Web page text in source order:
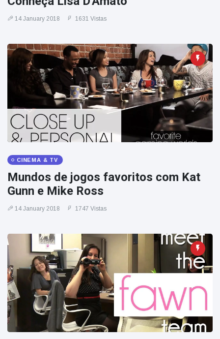
14 January 2018 1631 Vistas
CINEMA & TV
Mundos de jogos favoritos com Kat
Gunn e Mike Ross
14 January 2018 1747 Vistas